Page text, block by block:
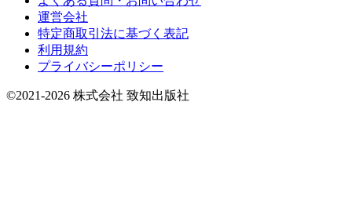
運営会社
特定商取引法に基づく表記
利用規約
プライバシーポリシー
©2021-2026 株式会社 致知出版社